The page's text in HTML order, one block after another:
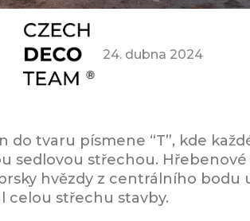
24. dubna 2024
do tvaru písmene “T”, kde
sedlovou střechou.
hvězdy z centrálního
celou střechu stavby.